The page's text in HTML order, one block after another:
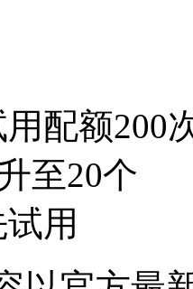
配额200
至20个
用